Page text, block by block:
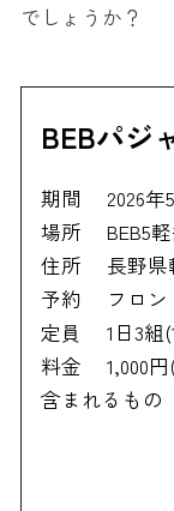
でしょうか？
BEBパジ
期間
2026年
場所
BEB5
住所
長野
予約
フロ
定員
1日3組
料金
1,000
含まれるもの